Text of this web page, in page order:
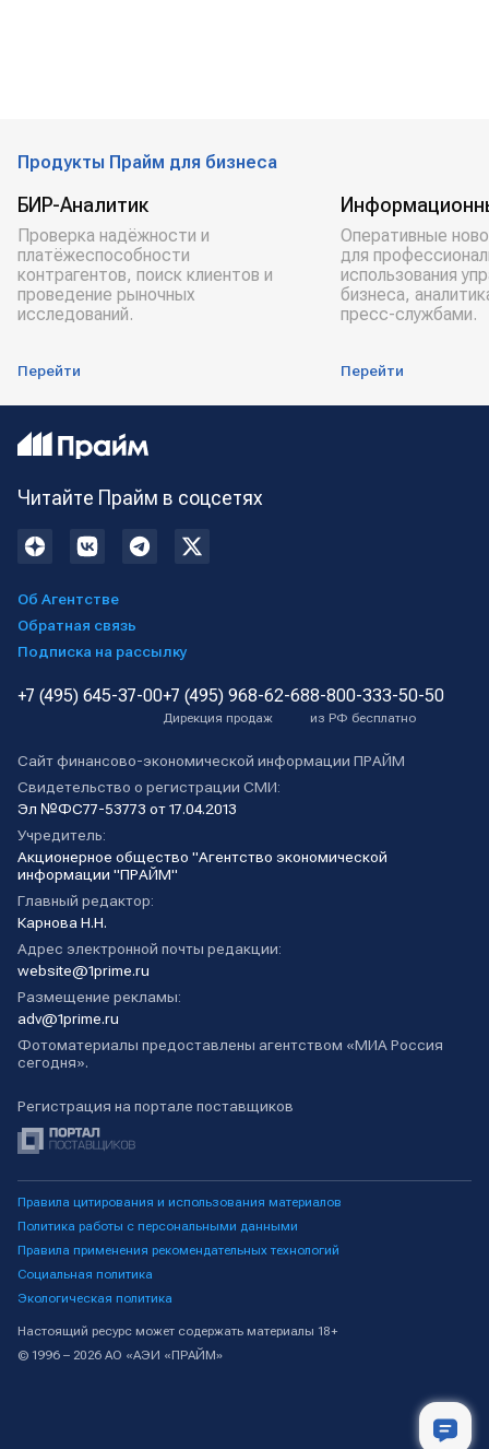
Продукты Прайм для бизнеса
БИР-Аналитик
Проверка надёжности и
платёжеспособности
контрагентов, поиск клиентов и
проведение рыночных
исследований.
Перейти
Оперативные
для
использования
бизнеса,
пресс-службами.
Перейти
Читайте Прайм в соцсетях
Об Агентстве
Обратная связь
Подписка на рассылку
+7 (495) 645-37-00+7 (495) 968-62-68
Дирекция продаж
8-800-333-50-50
из РФ бесплатно
Сайт финансово-экономической информации ПРАЙМ
Свидетельство о регистрации СМИ:
Эл №ФС77-53773 от 17.04.2013
Учредитель:
Акционерное общество "Агентство экономической
информации "ПРАЙМ"
Главный редактор:
Карнова Н.Н.
Адрес электронной почты редакции:
website@1prime.ru
Размещение рекламы:
adv@1prime.ru
Фотоматериалы предоставлены агентством «МИА Россия
сегодня».
Регистрация на портале поставщиков
Правила цитирования и использования материалов
Политика работы с персональными данными
Правила применения рекомендательных технологий
Социальная политика
Экологическая политика
Настоящий ресурс может содержать материалы 18+
© 1996 – 2026 АО «АЭИ «ПРАЙМ»